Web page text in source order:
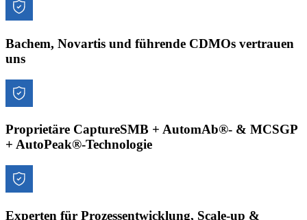
Bachem, Novartis und führende CDMOs vertrauen
uns
Proprietäre CaptureSMB + AutomAb®- & MCSGP
+ AutoPeak®-Technologie
Experten für Prozessentwicklung, Scale-up &